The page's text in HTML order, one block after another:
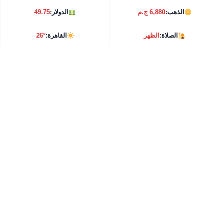
الذهب:6,880 ج.م الدولار:49.75
الصلاة:الظهر القاهرة:26°